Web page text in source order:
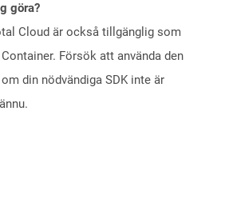
göra?
Cloud är också tillgänglig som
Försök att använda den
din nödvändiga SDK inte är